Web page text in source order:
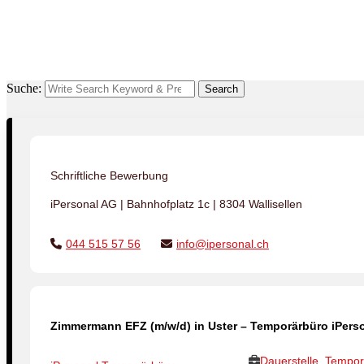
Suche: Search
Schriftliche Bewerbung
iPersonal AG | Bahnhofplatz 1c | 8304 Wallisellen
044 515 57 56 info@ipersonal.ch
Zimmermann EFZ (m/w/d) in Uster – Temporärbüro
Dauerstelle,